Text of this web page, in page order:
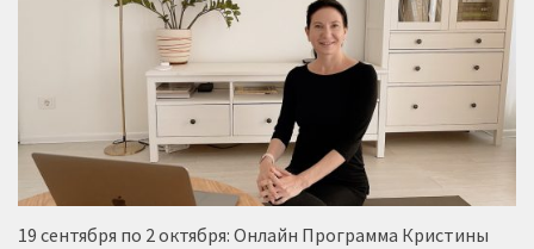
19 сентября по 2 октября: Онлайн Программа Кристины